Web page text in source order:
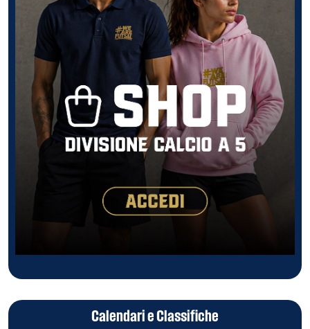
Calendari e Classifiche